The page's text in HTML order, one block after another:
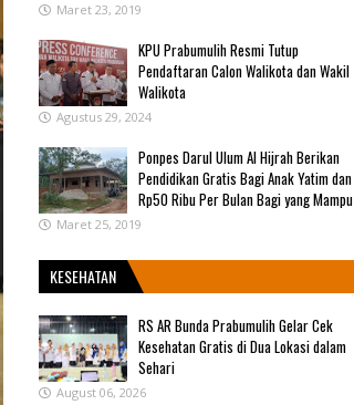
Maret 23, 2019
KPU Prabumulih Resmi Tutup
Pendaftaran Calon Walikota dan Wakil
Walikota
Agustus 29, 2024
Ponpes Darul Ulum Al Hijrah Berikan
Pendidikan Gratis Bagi Anak Yatim dan
Rp50 Ribu Per Bulan Bagi yang Mampu
Maret 25, 2019
KESEHATAN
RS AR Bunda Prabumulih Gelar Cek
Kesehatan Gratis di Dua Lokasi dalam
Sehari
August 06, 2026